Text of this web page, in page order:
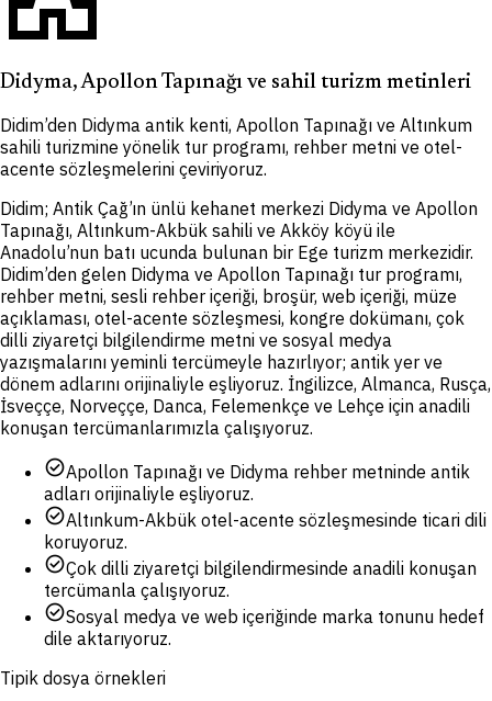
Didyma, Apollon Tapınağı ve sahil turizm metinleri
Didim’den Didyma antik kenti, Apollon Tapınağı ve Altınkum
sahili turizmine yönelik tur programı, rehber metni ve otel-
acente sözleşmelerini çeviriyoruz.
Didim; Antik Çağ’ın ünlü kehanet merkezi Didyma ve Apollon
Tapınağı, Altınkum-Akbük sahili ve Akköy köyü ile
Anadolu’nun batı ucunda bulunan bir Ege turizm merkezidir.
Didim’den gelen Didyma ve Apollon Tapınağı tur programı,
rehber metni, sesli rehber içeriği, broşür, web içeriği, müze
açıklaması, otel-acente sözleşmesi, kongre dokümanı, çok
dilli ziyaretçi bilgilendirme metni ve sosyal medya
yazışmalarını yeminli tercümeyle hazırlıyor; antik yer ve
dönem adlarını orijinaliyle eşliyoruz. İngilizce, Almanca, Rusça,
İsveççe, Norveççe, Danca, Felemenkçe ve Lehçe için anadili
konuşan tercümanlarımızla çalışıyoruz.
check_circleApollon Tapınağı ve Didyma rehber metninde antik
adları orijinaliyle eşliyoruz.
check_circleAltınkum-Akbük otel-acente sözleşmesinde ticari dili
koruyoruz.
check_circleÇok dilli ziyaretçi bilgilendirmesinde anadili konuşan
tercümanla çalışıyoruz.
check_circleSosyal medya ve web içeriğinde marka tonunu hedef
dile aktarıyoruz.
Tipik dosya örnekleri